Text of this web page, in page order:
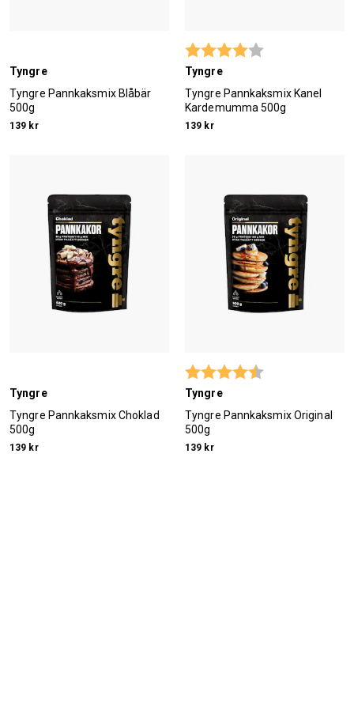
Tyngre
Tyngre Pannkaksmix Blåbär
500g
139 kr
Betyg:
Tyngre
Tyngre Pannkaksmix Kanel
Kardemumma 500g
139 kr
Tyngre
Tyngre Pannkaksmix Choklad
500g
139 kr
Betyg:
Tyngre
Tyngre Pannkaksmix Original
500g
139 kr